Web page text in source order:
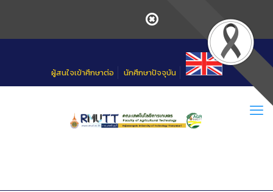
ผู้สนใจเข้าศึกษาต่อ นักศึกษาปัจจุบัน